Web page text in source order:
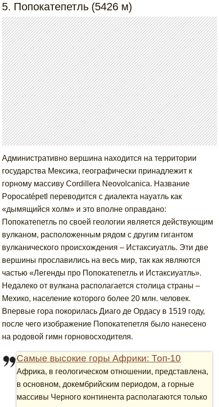
5. Попокатепетль (5426 м)
Административно вершина находится на территории
государства Мексика, географически принадлежит к
горному массиву Cordillera Neovolcanica. Название
Popocatépetl переводится с диалекта науатль как
«дымящийся холм» и это вполне оправдано:
Попокатепетль по своей геологии является действующим
вулканом, расположенным рядом с другим гигантом
вулканического происхождения – Истаксиуатль. Эти две
вершины прославились на весь мир, так как являются
частью «Легенды про Попокатепетль и Истаксиуатль».
Недалеко от вулкана располагается столица страны –
Мехико, население которого более 20 млн. человек.
Впервые гора покорилась Диаго де Ордасу в 1519 году,
после чего изображение Попокатепетля было нанесено
на родовой гимн горновосходителя.
Самые высокие горы Африки: Топ-10
Африка, в геологическом отношении, представлена,
в основном, докембрийским периодом, а горные
массивы Черного континента располагаются только